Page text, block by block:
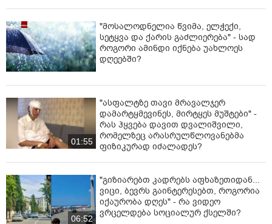
"მოსალოდნელია წვიმა, ელჭექი,
სეტყვა და ქარის გაძლიერება" - სად
როგორი ამინდი იქნება უახლოეს
დღეებში?
01:55
"ასფალტზე თავი მრავალჯერ
დამარტყმევინეს, მირტყეს მუშტები" -
რას ჰყვება დავით დვალიშვილი,
რომელზეც არასრულწლოვანებმა
ფიზიკურად იძალადეს?
06:52
"გიზიარებთ კადრებს აფხაზეთიდან...
ვიცი, ბევრს გაინტერესებთ, როგორია
იქაურობა დღეს" - რა ვიდეო
ვრცელდება სოციალურ ქსელში?